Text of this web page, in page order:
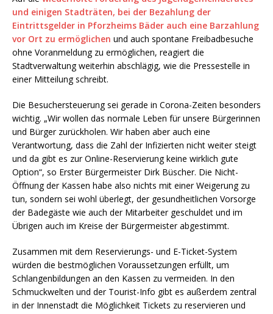
und einigen Stadträten, bei der Bezahlung der
Eintrittsgelder in Pforzheims Bäder auch eine Barzahlung
vor Ort zu ermöglichen und auch spontane Freibadbesuche
ohne Voranmeldung zu ermöglichen, reagiert die
Stadtverwaltung weiterhin abschlägig, wie die Pressestelle in
einer Mitteilung schreibt.
Die Besuchersteuerung sei gerade in Corona-Zeiten besonders
wichtig. „Wir wollen das normale Leben für unsere Bürgerinnen
und Bürger zurückholen. Wir haben aber auch eine
Verantwortung, dass die Zahl der Infizierten nicht weiter steigt
und da gibt es zur Online-Reservierung keine wirklich gute
Option“, so Erster Bürgermeister Dirk Büscher. Die Nicht-
Öffnung der Kassen habe also nichts mit einer Weigerung zu
tun, sondern sei wohl überlegt, der gesundheitlichen Vorsorge
der Badegäste wie auch der Mitarbeiter geschuldet und im
Übrigen auch im Kreise der Bürgermeister abgestimmt.
Zusammen mit dem Reservierungs- und E-Ticket-System
würden die bestmöglichen Voraussetzungen erfüllt, um
Schlangenbildungen an den Kassen zu vermeiden. In den
Schmuckwelten und der Tourist-Info gibt es außerdem zentral
in der Innenstadt die Möglichkeit Tickets zu reservieren und